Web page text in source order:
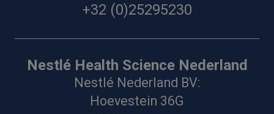
+32 (0)25295230
Nestlé Health Science Nederland
Nestlé Nederland BV:
Hoevestein 36G